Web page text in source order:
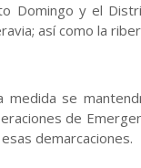
Domingo y el
así como la
medida se
de
demarcaciones.